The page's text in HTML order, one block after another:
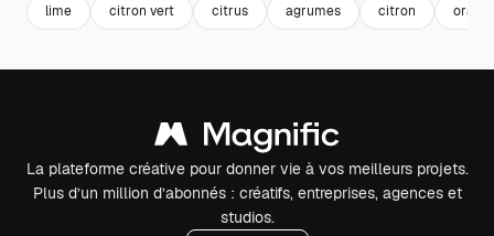
lime citron vert citrus agrumes citron
La plateforme créative pour donner vie à vos meilleurs projets.
Plus d’un million d’abonnés : créatifs, entreprises, agences et
studios.